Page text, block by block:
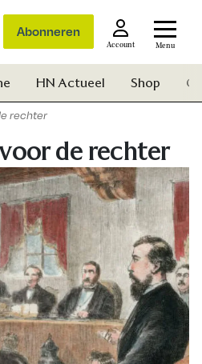
Abonneren
Account Menu
Zoek
HN Actueel Shop
rechter
de rechter